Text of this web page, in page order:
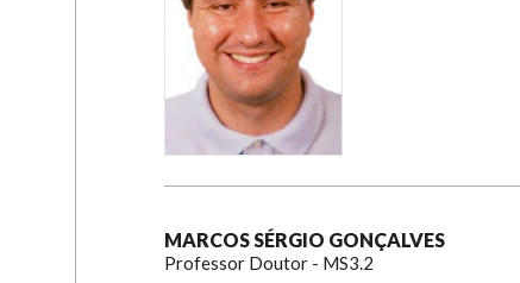
MARCOS SÉRGIO GONÇALVES
Professor Doutor - MS3.2